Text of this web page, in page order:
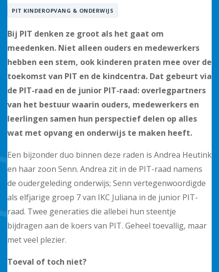
PIT KINDEROPVANG & ONDERWIJS
Bij PIT denken ze groot als het gaat om
meedenken. Niet alleen ouders en medewerkers
hebben een stem, ook kinderen praten mee over de
toekomst van PIT en de kindcentra. Dat gebeurt via
de PIT-raad en de junior PIT-raad: overlegpartners
van het bestuur waarin ouders, medewerkers en
leerlingen samen hun perspectief delen op alles
wat met opvang en onderwijs te maken heeft.
Een bijzonder duo binnen deze raden is Andrea Heutink
en haar zoon Senn. Andrea zit in de PIT-raad namens
de oudergeleding onderwijs; Senn vertegenwoordigde
als elfjarige groep 7 van IKC Juliana in de junior PIT-
raad. Twee generaties die allebei hun steentje
bijdragen aan de koers van PIT. Geheel toevallig, maar
met veel plezier.
Toeval of toch niet?